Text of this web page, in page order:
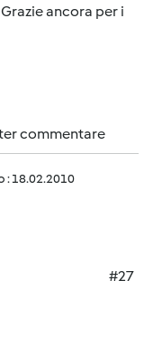
ancora per i
commentare
: 18.02.2010
#27